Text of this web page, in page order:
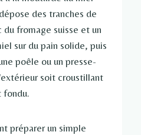
des tranches de
fromage suisse et un
sur du pain solide, puis
poêle ou un presse-
soit croustillant
fondu.
préparer un simple